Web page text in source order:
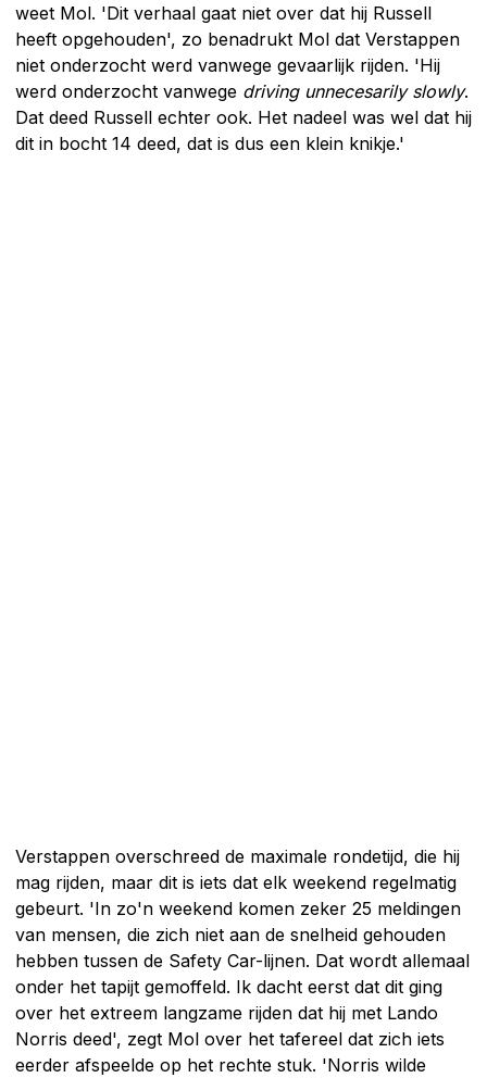
weet Mol. 'Dit verhaal gaat niet over dat hij Russell
heeft opgehouden', zo benadrukt Mol dat Verstappen
niet onderzocht werd vanwege gevaarlijk rijden. 'Hij
werd onderzocht vanwege driving unnecesarily slowly.
Dat deed Russell echter ook. Het nadeel was wel dat hij
dit in bocht 14 deed, dat is dus een klein knikje.'
Verstappen overschreed de maximale rondetijd, die hij
mag rijden, maar dit is iets dat elk weekend regelmatig
gebeurt. 'In zo'n weekend komen zeker 25 meldingen
van mensen, die zich niet aan de snelheid gehouden
hebben tussen de Safety Car-lijnen. Dat wordt allemaal
onder het tapijt gemoffeld. Ik dacht eerst dat dit ging
over het extreem langzame rijden dat hij met Lando
Norris deed', zegt Mol over het tafereel dat zich iets
eerder afspeelde op het rechte stuk. 'Norris wilde